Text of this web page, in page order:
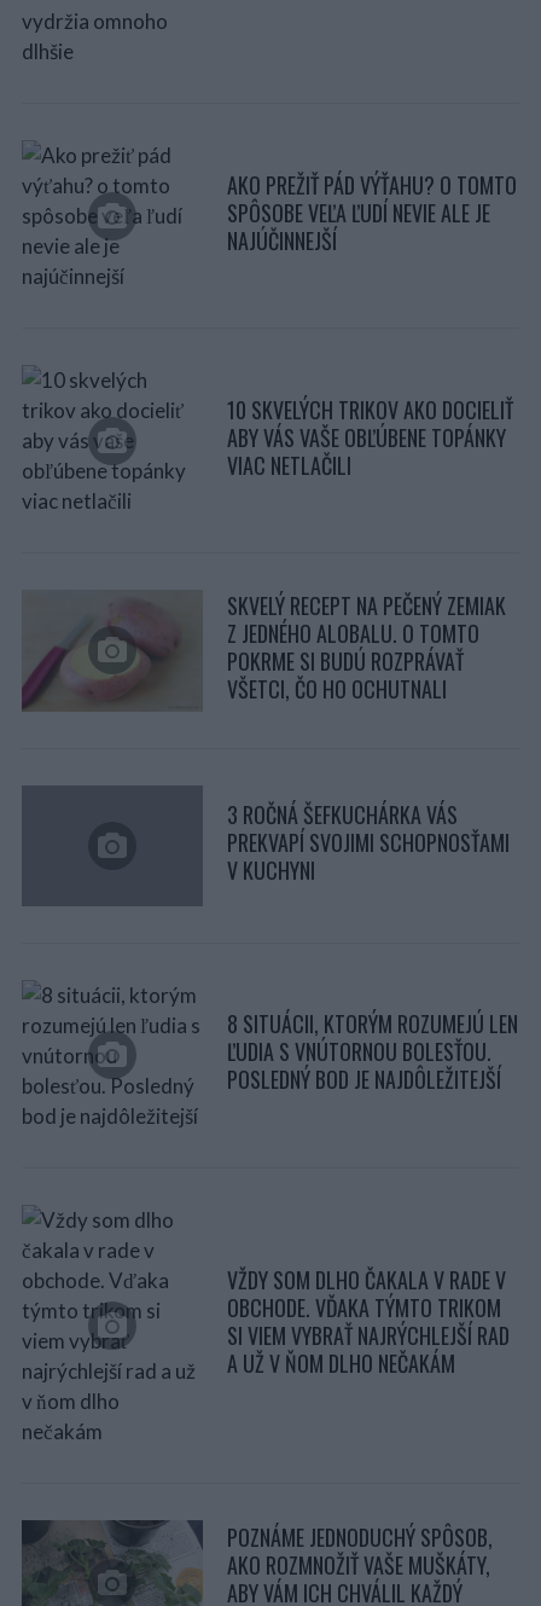
AKO PREŽIŤ PÁD VÝŤAHU? O TOMTO
SPÔSOBE VEĽA ĽUDÍ NEVIE ALE JE
NAJÚČINNEJŠÍ
10 SKVELÝCH TRIKOV AKO DOCIELIŤ
ABY VÁS VAŠE OBĽÚBENE TOPÁNKY
VIAC NETLAČILI
SKVELÝ RECEPT NA PEČENÝ ZEMIAK
Z JEDNÉHO ALOBALU. O TOMTO
POKRME SI BUDÚ ROZPRÁVAŤ
VŠETCI, ČO HO OCHUTNALI
3 ROČNÁ ŠEFKUCHÁRKA VÁS
PREKVAPÍ SVOJIMI SCHOPNOSŤAMI
V KUCHYNI
8 SITUÁCII, KTORÝM ROZUMEJÚ LEN
ĽUDIA S VNÚTORNOU BOLESŤOU.
POSLEDNÝ BOD JE NAJDÔLEŽITEJŠÍ
VŽDY SOM DLHO ČAKALA V RADE V
OBCHODE. VĎAKA TÝMTO TRIKOM
SI VIEM VYBRAŤ NAJRÝCHLEJŠÍ RAD
A UŽ V ŇOM DLHO NEČAKÁM
POZNÁME JEDNODUCHÝ SPÔSOB,
AKO ROZMNOŽIŤ VAŠE MUŠKÁTY,
ABY VÁM ICH CHVÁLIL KAŽDÝ